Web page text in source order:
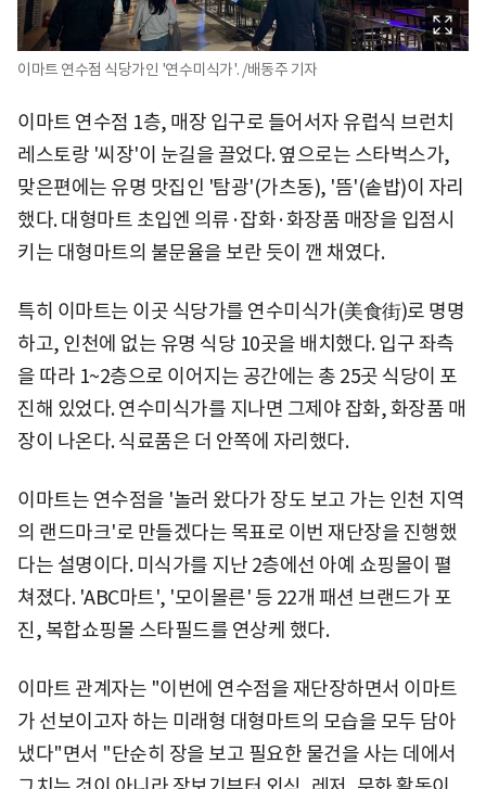
이마트 연수점 식당가인 '연수미식가'. /배동주 기자
이마트 연수점 1층, 매장 입구로 들어서자 유럽식 브런치
레스토랑 '씨장'이 눈길을 끌었다. 옆으로는 스타벅스가,
맞은편에는 유명 맛집인 '탐광'(가츠동), '뜸'(솥밥)이 자리
했다. 대형마트 초입엔 의류·잡화·화장품 매장을 입점시
키는 대형마트의 불문율을 보란 듯이 깬 채였다.
특히 이마트는 이곳 식당가를 연수미식가(美食街)로 명명
하고, 인천에 없는 유명 식당 10곳을 배치했다. 입구 좌측
을 따라 1~2층으로 이어지는 공간에는 총 25곳 식당이 포
진해 있었다. 연수미식가를 지나면 그제야 잡화, 화장품 매
장이 나온다. 식료품은 더 안쪽에 자리했다.
이마트는 연수점을 '놀러 왔다가 장도 보고 가는 인천 지역
의 랜드마크'로 만들겠다는 목표로 이번 재단장을 진행했
다는 설명이다. 미식가를 지난 2층에선 아예 쇼핑몰이 펼
쳐졌다. 'ABC마트', '모이몰른' 등 22개 패션 브랜드가 포
진, 복합쇼핑몰 스타필드를 연상케 했다.
이마트 관계자는 "이번에 연수점을 재단장하면서 이마트
가 선보이고자 하는 미래형 대형마트의 모습을 모두 담아
냈다"면서 "단순히 장을 보고 필요한 물건을 사는 데에서